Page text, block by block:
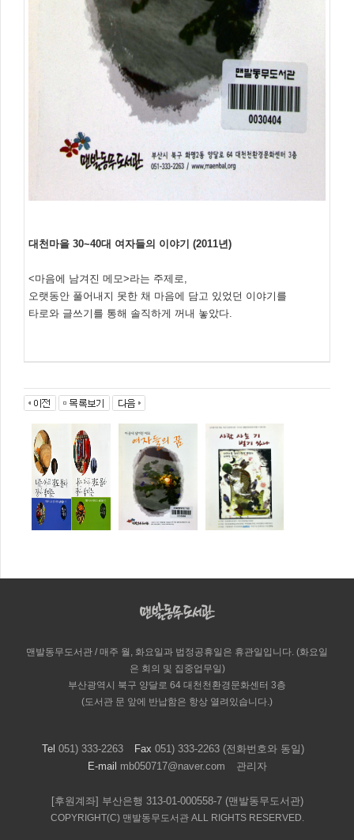
대천마을 30~40대 여자들의 이야기 (2011년)
<마음에 남겨진 메모>라는 주제로,
오랫동안 풀어내지 못한 채 마음에 담고 있었던 이야기를
타로와 글쓰기를 통해 솔직하게 꺼내 놓았다.
맨발동무도서관 / 매주 월, 화요일과 법정공휴일은 휴관일입니다. (화요일
은 회의 및 집중업무일)
부산광역시 북구 양달로 64 대천천환경문화센터 3층
(도서관 문 앞에 반납함은 항상 열려있습니다.)
Tel 051) 333-2263 Fax 051) 333-2263 (전화번호와 동일)
E-mail mb050717@naver.com 관리자
[후원계좌] 부산은행 313-01-000558-7 (맨발동무도서관)
COPYRIGHT(C) 맨발동무도서관 ALL RIGHTS RESERVED.